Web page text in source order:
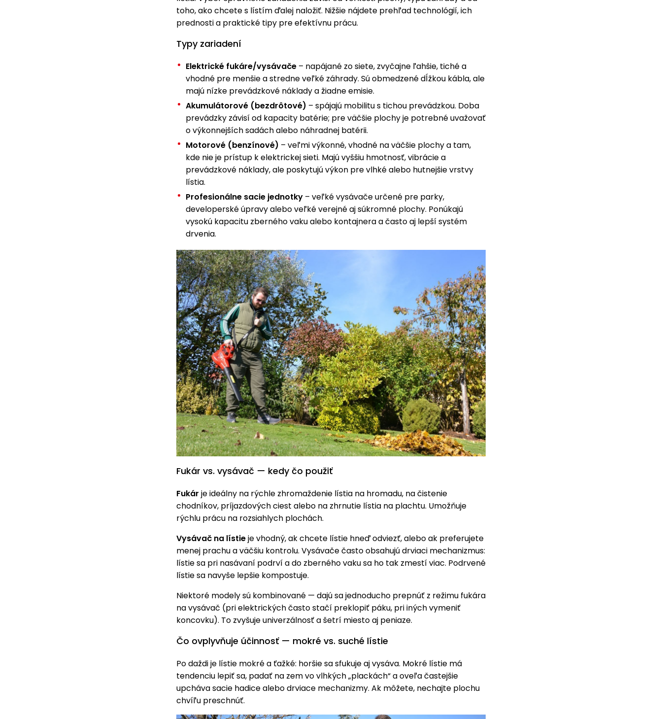
toho, ako chcete s lístím ďalej naložiť. Nižšie nájdete prehľad technológií, ich
prednosti a praktické tipy pre efektívnu prácu.
Typy zariadení
Elektrické fukáre/vysávače – napájané zo siete, zvyčajne ľahšie, tiché a
vhodné pre menšie a stredne veľké záhrady. Sú obmedzené dĺžkou kábla, ale
majú nízke prevádzkové náklady a žiadne emisie.
Akumulátorové (bezdrôtové) – spájajú mobilitu s tichou prevádzkou. Doba
prevádzky závisí od kapacity batérie; pre väčšie plochy je potrebné uvažovať
o výkonnejších sadách alebo náhradnej batérii.
Motorové (benzínové) – veľmi výkonné, vhodné na väčšie plochy a tam,
kde nie je prístup k elektrickej sieti. Majú vyššiu hmotnosť, vibrácie a
prevádzkové náklady, ale poskytujú výkon pre vlhké alebo hutnejšie vrstvy
lístia.
Profesionálne sacie jednotky – veľké vysávače určené pre parky,
developerské úpravy alebo veľké verejné aj súkromné plochy. Ponúkajú
vysokú kapacitu zberného vaku alebo kontajnera a často aj lepší systém
drvenia.
Fukár vs. vysávač — kedy čo použiť
Fukár je ideálny na rýchle zhromaždenie lístia na hromadu, na čistenie
chodníkov, príjazdových ciest alebo na zhrnutie lístia na plachtu. Umožňuje
rýchlu prácu na rozsiahlych plochách.
Vysávač na lístieje vhodný, ak chcete lístie hneď odviezť, alebo ak preferujete
menej prachu a väčšiu kontrolu. Vysávače často obsahujú drviaci mechanizmus:
lístie sa pri nasávaní podrví a do zberného vaku sa ho tak zmestí viac. Podrvené
lístie sa navyše lepšie kompostuje.
Niektoré modely sú kombinované — dajú sa jednoducho prepnúť z režimu fukára
na vysávač (pri elektrických často stačí preklopiť páku, pri iných vymeniť
koncovku). To zvyšuje univerzálnosť a šetrí miesto aj peniaze.
Čo ovplyvňuje účinnosť — mokré vs. suché lístie
Po daždi je lístie mokré a ťažké: horšie sa sfukuje aj vysáva. Mokré lístie má
tendenciu lepiť sa, padať na zem vo vlhkých „plackách“ a oveľa častejšie
upcháva sacie hadice alebo drviace mechanizmy. Ak môžete, nechajte plochu
chvíľu preschnúť.